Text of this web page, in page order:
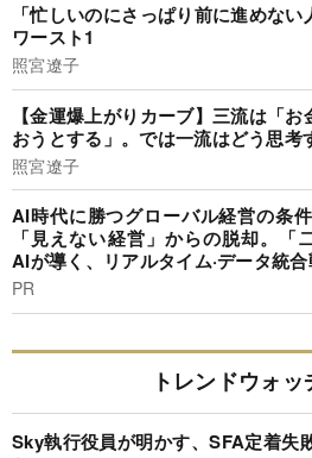
「忙しいのにさっぱり前に進めない
ワースト1
照宮遼子
【金運爆上がりカーブ】三流は「
おうとする」。では一流はどう思考
照宮遼子
AI時代に勝つグローバル経営の条
「見えない経営」からの脱却。「
AIが導く、リアルタイム·データ統
PR
トレンドウォッ
Sky執行役員が明かす、SFA定着失